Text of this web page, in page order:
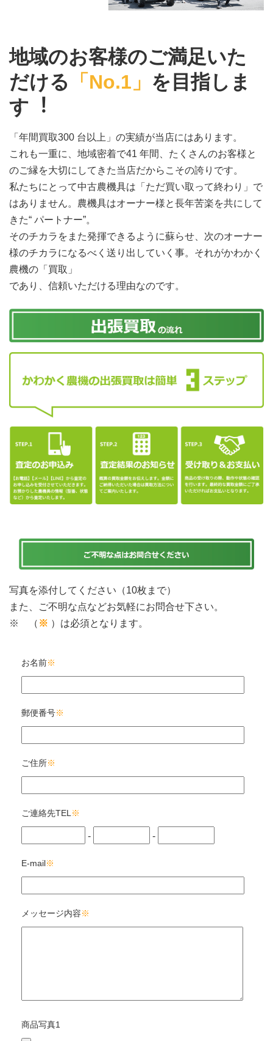
地域のお客様のご満足いた
だける
「No.1」 を目指しま
す︕
「年間買取300 台以上」の実績が当店にはあります。
これも一重に、地域密着で41 年間、たくさんのお客様と
のご縁を大切にしてきた当店だからこその誇りです。
私たちにとって中古農機具は「ただ買い取って終わり」で
はありません。農機具はオーナー様と長年苦楽を共にして
きた“ パートナー”。
そのチカラをまた発揮できるように蘇らせ、次のオーナー
様のチカラになるべく送り出していく事。それがかわかく
農機の「買取」
であり、信頼いただける理由なのです。
写真を添付してください（10枚まで）
また、ご不明な点などお気軽にお問合せ下さい。
※ （ ※ ）は必須となります。
お名前※
郵便番号※
ご住所※
ご連絡先TEL ※
- -
E-mail※
メッセージ内容※
商品写真1